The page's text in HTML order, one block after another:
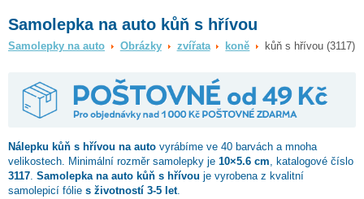
Samolepka na auto kůň s hřívou
Samolepky na auto Obrázky zvířata koně kůň s hřívou (3117)
Nálepku kůň s hřívou na auto vyrábíme ve 40 barvách a mnoha
velikostech. Minimální rozměr samolepky je 10×5.6 cm , katalogové číslo
3117 Samolepka na auto kůň s hřívou je vyrobena z kvalitní
samolepicí fólie s životností 3-5 let.